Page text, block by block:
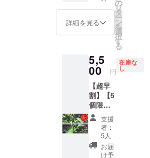
燥。完
了の目
安は表
面にシ
くさん
でき、
振ると
中で種
が転が
るのが
わかる
程度。
※但し、
生食限
定のと
中で種
が転が
るのが
わかる
※但し、
生食限
定のと
うがら
しでは
乾燥保
存は不
可。
し：唐
辛子味
がら
し：島
とうが
らしの
焼酎漬
け ・
プサ
ジュエ
ラ：チ
キンと
セット
にしま
した。
パー等
で手に
入りづ
らい食
材も一
緒にお
届けし
ます。
ご自宅
でも
キー
ヌー、
島とう
もとう
がら
し、ハ
バネロ
レッ
ド、ス
パング
ルス、
ランチ
ボック
ロなど
を想
合計1kg
・品種/
発送量/
は、生
育状況
によっ
て変動
しま
す。予
めご了
承くだ
・十色
の畑で
採れた
中でア
ジア系
のとう
がらし
をチョ
イス
中国大
牛角
椒、プ
サジュ
エラ、
詳細を見る
の
リ
タ
ー
ン
を
選
択
す
る
5,5
00 円
在庫な
し
【超早
割】【5
個限
定！と
うがら
し南米
1kgセッ
ト（辛
支援
者：
5人
お届
け予